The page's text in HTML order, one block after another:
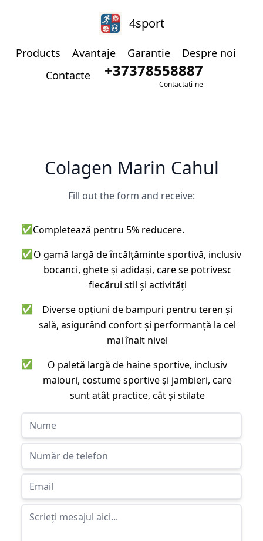
4sport
Products Avantaje Garantie
Despre noi
Contacte
+37378558887
Contactați-ne
Colagen Marin Cahul
Fill out the form and receive:
✅Completează pentru 5% reducere.
✅O gamă largă de încălțăminte sportivă, inclusiv
bocanci, ghete și adidași, care se potrivesc
fiecărui stil și activități
✅
Diverse opțiuni de bampuri pentru teren și
sală, asigurând confort și performanță la cel
mai înalt nivel
✅
O paletă largă de haine sportive, inclusiv
maiouri, costume sportive și jambieri, care
sunt atât practice, cât și stilate